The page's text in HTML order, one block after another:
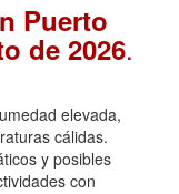
Puerto
de 2026.
elevada,
cálidas.
y posibles
con